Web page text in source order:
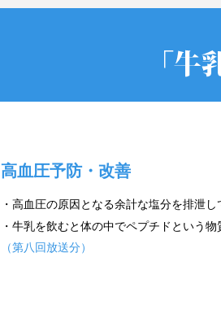
高血圧予防・改善
・高血圧の原因となる余計な塩分を排泄し
・牛乳を飲むと体の中でペプチドという
（第八回放送分）